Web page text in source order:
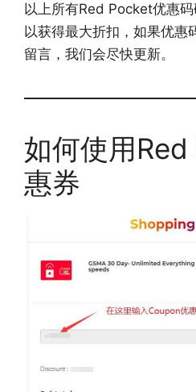
以上所有Red Pocket优惠
以获得最大折扣，如果优惠
留言，我们会尽快更新。
如何使用
惠券